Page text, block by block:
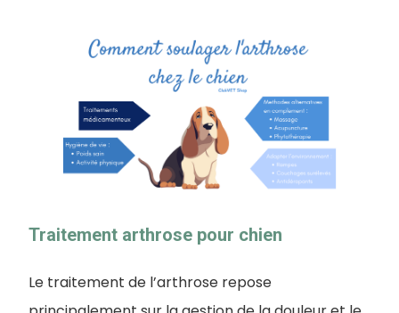
Traitement arthrose pour chien
Le traitement de l’arthrose repose